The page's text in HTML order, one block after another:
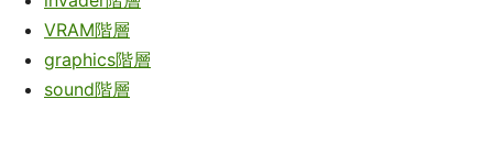
VRAM階層
graphics階層
sound階層